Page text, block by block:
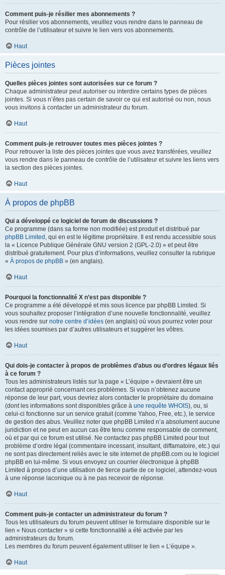
Comment puis-je résilier mes abonnements ?
Pour résilier vos abonnements, veuillez vous rendre dans le panneau de
contrôle de l’utilisateur et suivre le lien vers vos abonnements.
Haut
Pièces jointes
Quelles pièces jointes sont autorisées sur ce forum ?
Chaque administrateur peut autoriser ou interdire certains types de pièces
jointes. Si vous n’êtes pas certain de savoir ce qui est autorisé ou non, nous
vous invitons à contacter un administrateur du forum.
Haut
Comment puis-je retrouver toutes mes pièces jointes ?
Pour retrouver la liste des pièces jointes que vous avez transférées, veuillez
vous rendre dans le panneau de contrôle de l’utilisateur et suivre les liens vers
la section des pièces jointes.
Haut
À propos de phpBB
Qui a développé ce logiciel de forum de discussions ?
Ce programme (dans sa forme non modifiée) est produit et distribué par
phpBB Limited , qui en est le légitime propriétaire. Il est rendu accessible sous
la « Licence Publique Générale GNU version 2 (GPL-2.0) » et peut être
distribué gratuitement. Pour plus d’informations, veuillez consulter la rubrique
« À propos de phpBB » (en anglais).
Haut
Pourquoi la fonctionnalité X n’est pas disponible ?
Ce programme a été développé et mis sous licence par phpBB Limited. Si
vous souhaitez proposer l’intégration d’une nouvelle fonctionnalité, veuillez
vous rendre sur notre centre d’idées (en anglais) où vous pourrez voter pour
les idées soumises par d’autres utilisateurs et suggérer les vôtres.
Haut
Qui dois-je contacter à propos de problèmes d’abus ou d’ordres légaux liés
à ce forum ?
Tous les administrateurs listés sur la page « L’équipe » devraient être un
contact approprié concernant ces problèmes. Si vous n’obtenez aucune
réponse de leur part, vous devriez alors contacter le propriétaire du domaine
(dont les informations sont disponibles grâce à une requête WHOIS), ou, si
celui-ci fonctionne sur un service gratuit (comme Yahoo, Free, etc.), le service
de gestion des abus. Veuillez noter que phpBB Limited n’a absolument aucune
juridiction et ne peut en aucun cas être tenu comme responsable de comment,
où et par qui ce forum est utilisé. Ne contactez pas phpBB Limited pour tout
problème d’ordre légal (commentaire incessant, insultant, diffamatoire, etc.) qui
ne sont pas directement reliés avec le site internet de phpBB.com ou le logiciel
phpBB en lui-même. Si vous envoyez un courrier électronique à phpBB
Limited à propos d’une utilisation de tierce partie de ce logiciel, attendez-vous
à une réponse laconique ou à ne pas recevoir de réponse.
Haut
Comment puis-je contacter un administrateur du forum ?
Tous les utilisateurs du forum peuvent utiliser le formulaire disponible sur le
lien « Nous contacter » si cette fonctionnalité a été activée par les
administrateurs du forum.
Les membres du forum peuvent également utiliser le lien « L’équipe ».
Haut